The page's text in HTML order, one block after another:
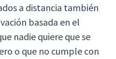
a distancia también
basada en el
nadie quiere que se
o que no cumple con